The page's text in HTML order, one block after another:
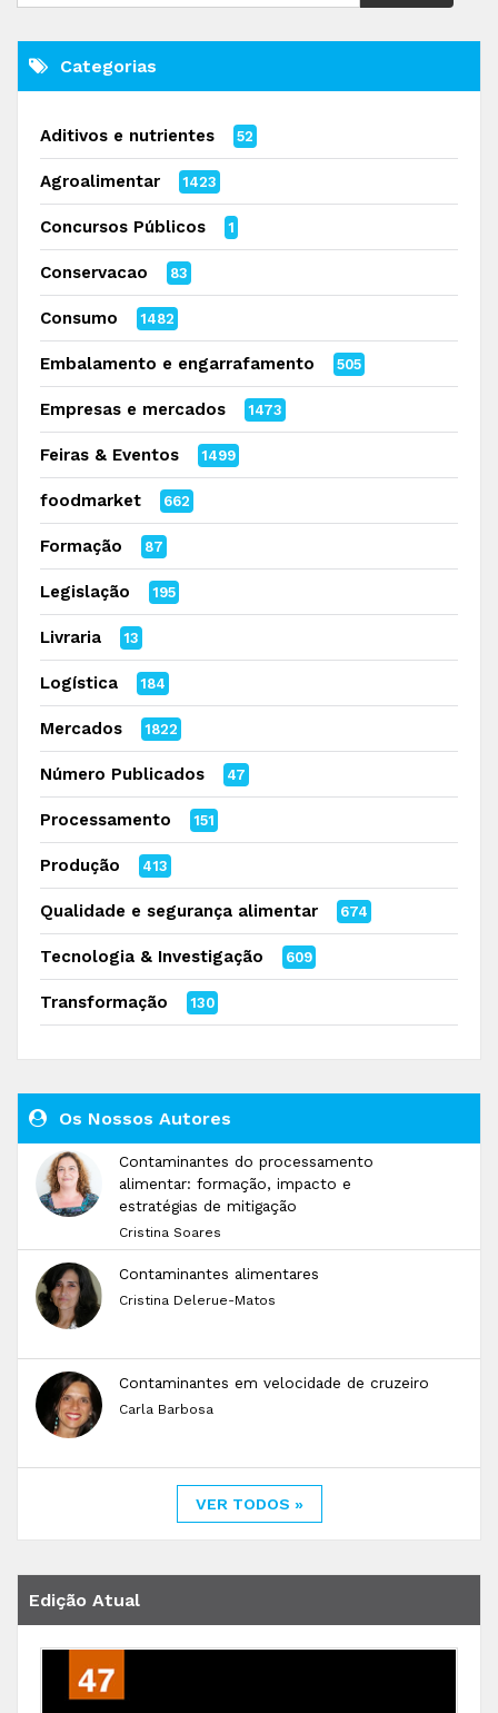
Categorias
Aditivos e nutrientes 52
Agroalimentar 1423
Concursos Públicos 1
Conservacao 83
Consumo 1482
Embalamento e engarrafamento 505
Empresas e mercados 1473
Feiras & Eventos 1499
foodmarket 662
Formação 87
Legislação 195
Livraria 13
Logística 184
Mercados 1822
Número Publicados 47
Processamento 151
Produção 413
Qualidade e segurança alimentar 674
Tecnologia & Investigação 609
Transformação 130
Os Nossos Autores
Contaminantes do processamento
alimentar: formação, impacto e
estratégias de mitigação
Cristina Soares
Contaminantes alimentares
Cristina Delerue-Matos
Contaminantes em velocidade de cruzeiro
Carla Barbosa
VER TODOS »
Edição Atual